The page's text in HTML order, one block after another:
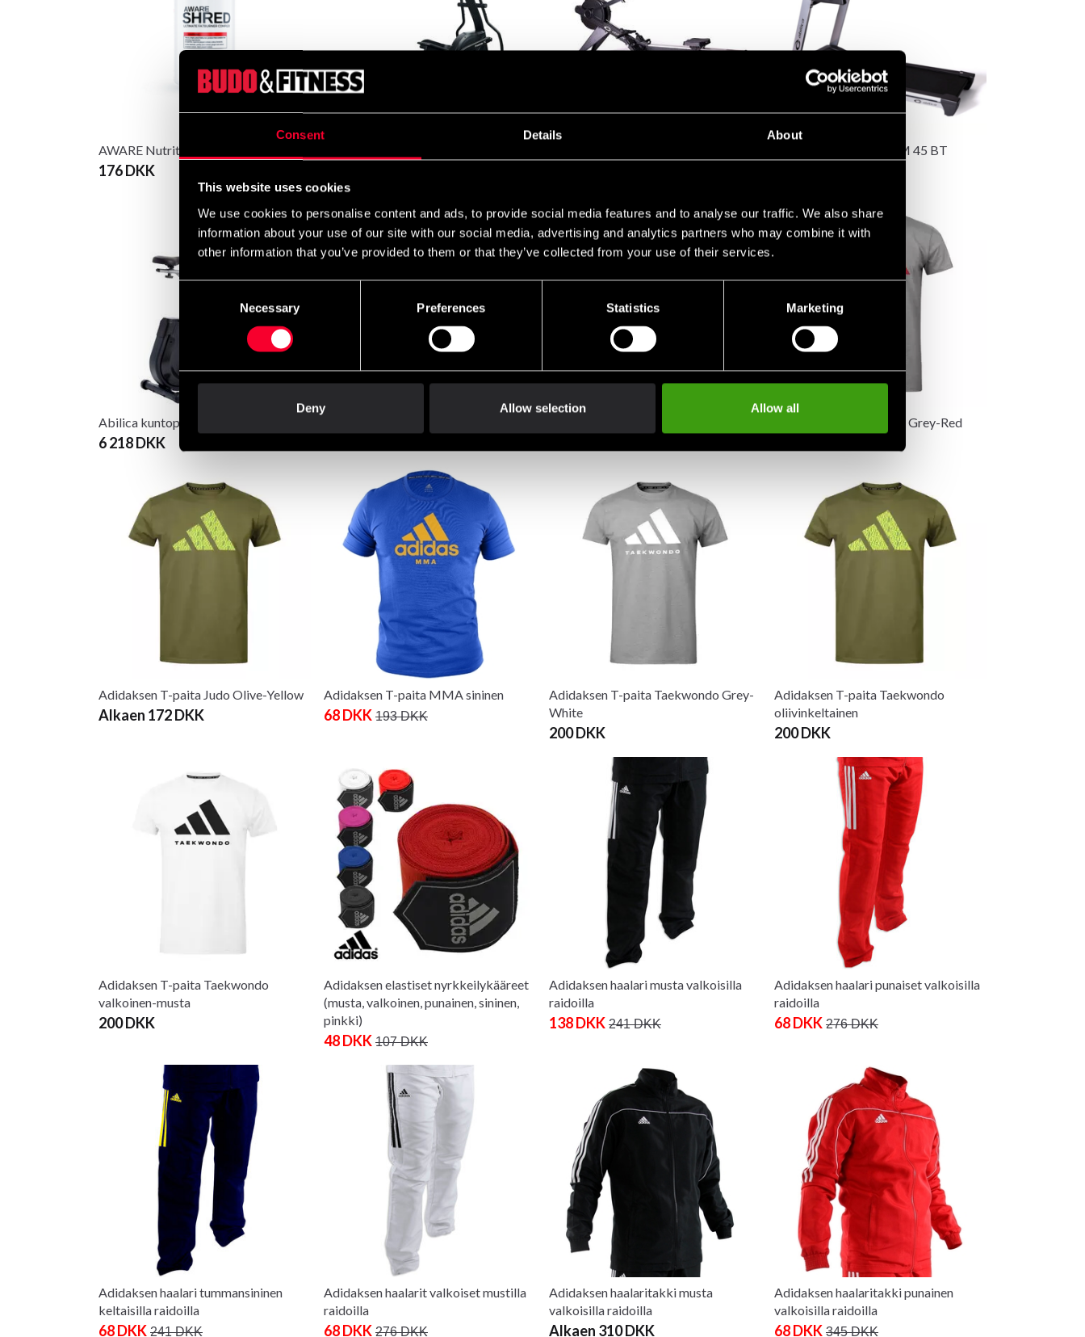
Consent Details About
This website uses cookies
We use cookies to personalise content and ads, to provide social media features and to analyse our traffic. We also share
information about your use of our site with our social media, advertising and analytics partners who may combine it with
other information that you’ve provided to them or that they’ve collected from your use of their services.
Necessary Preferences Statistics Marketing
Deny Allow selection Allow all
AWARE Nutrition Shred
176 DKK
Abilica juoksumatto TM 45 BT
Abilica kuntopyörä Voyage BT
6 218 DKK
Adidaksen T-paita Judo Grey-Red
Adidaksen T-paita Judo Olive-Yellow
Alkaen 172 DKK
Adidaksen T-paita MMA sininen
68 DKK 193 DKK
Adidaksen T-paita Taekwondo Grey-
White
200 DKK
Adidaksen T-paita Taekwondo
oliivinkeltainen
200 DKK
Adidaksen T-paita Taekwondo
valkoinen-musta
200 DKK
Adidaksen elastiset nyrkkeilykääreet
(musta, valkoinen, punainen, sininen,
pinkki)
48 DKK 107 DKK
Adidaksen haalari musta valkoisilla
raidoilla
138 DKK 241 DKK
Adidaksen haalari punaiset valkoisilla
raidoilla
68 DKK 276 DKK
Adidaksen haalari tummansininen
keltaisilla raidoilla
68 DKK 241 DKK
Adidaksen haalarit valkoiset mustilla
raidoilla
68 DKK 276 DKK
Adidaksen haalaritakki musta
valkoisilla raidoilla
Alkaen 310 DKK
Adidaksen haalaritakki punainen
valkoisilla raidoilla
68 DKK 345 DKK